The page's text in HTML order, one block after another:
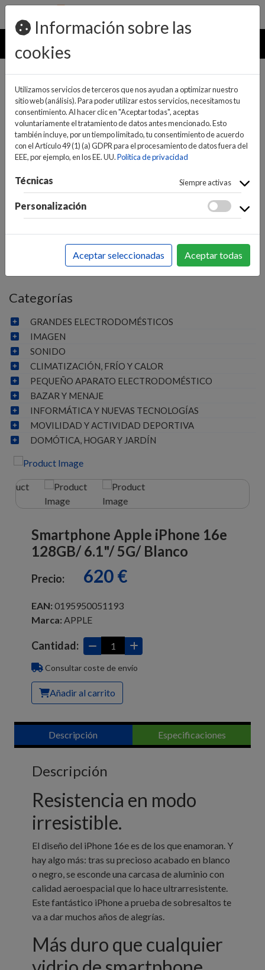
pedidos@ideaelectrodomesticos.com
924 047 836
MENU
INICIO>INFORMÁTICA Y NUEVAS TECNOLOGÍAS>
SMARTPHONES / TELÉFONOS
SMARTPHONES Y
SMARTPHONES
Categorías
GRANDES ELECTRODOMÉSTICOS
IMAGEN
SONIDO
CLIMATIZACIÓN, FRÍO Y CALOR
PEQUEÑO APARATO ELECTRODOMÉSTICO
BAZAR Y MENAJE
INFORMÁTICA Y NUEVAS TECNOLOGÍAS
MOVILIDAD Y ACTIVIDAD DEPORTIVA
DOMÓTICA, HOGAR Y JARDÍN
Smartphone Apple iPhone 16e
128GB/ 6.1"/ 5G/ Blanco
Precio: 620 €
EAN: 0195950051193
Marca: APPLE
Cantidad:
Consultar coste de envío
Añadir al carrito
Descripción Especificaciones
Descripción
Resistencia en modo
irresistible.
El diseño del iPhone 16e es de los que enamoran. Y
hay algo más: tras su precioso acabado en blanco
o negro, se esconde una carcasa de aluminio con
calidad aeroespacial que lo hace ultrarresistente.
Este fantástico iPhone a prueba de sobresaltos te
va a dar muchos años de alegrías.
Más duro que cualquier
Información sobre las
cookies
Utilizamos servicios de terceros que nos ayudan a optimizar nuestro
sitio web (análisis). Para poder utilizar estos servicios, necesitamos tu
consentimiento. Al hacer clic en "Aceptar todas", aceptas
voluntariamente el tratamiento de datos antes mencionado. Esto
también incluye, por un tiempo limitado, tu consentimiento de acuerdo
con el Artículo 49 (1) (a) GDPR para el procesamiento de datos fuera del
EEE, por ejemplo, en los EE. UU.Política de privacidad
Técnicas Siempre activas
Personalización
Aceptar seleccionadas Aceptar todas